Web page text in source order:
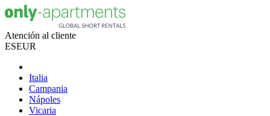
Atención al cliente
ESEUR
Italia
Campania
Nápoles
Vicaria